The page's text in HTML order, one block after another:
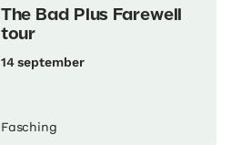
The Bad Plus Farewell
tour
14 september
Fasching